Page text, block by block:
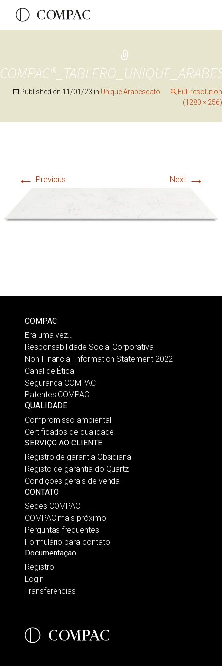
Published on 11/01/23 in Unique Arabescato
Full resolution
(1280 × 256)
← Previous Next →
COMPAC
Era uma vez…
Responsabilidade Social Corporativa
Non-Financial Information Statement 2022
Canal de Ética
Segurança COMPAC
Patentes COMPAC
QUALIDADE
Compromisso ambiental
Certificados de qualidade
SERVIÇO AO CLIENTE
Registro de garantia Obsidiana
Registo de garantia do Quartz
Condições gerais de venda
CONTATO
Sedes COMPAC
COMPAC mais próximo
Perguntas frequentes
Formulário para contato
Documentaçao
Registro
Login
Transferências